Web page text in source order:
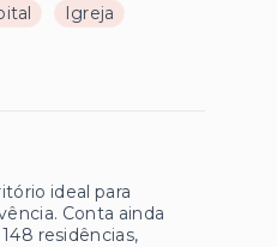
Igreja
ideal para
Conta ainda
residências,